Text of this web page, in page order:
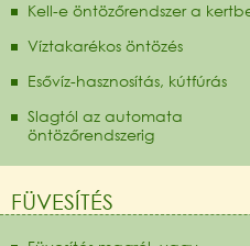
Kell-e öntözőrendszer a
Víztakarékos öntözés
Esővíz-hasznosítás, kútfúrás
Slagtól az automata
öntözőrendszerig
FÜVESÍTÉS